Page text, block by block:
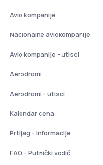
Avio kompanije
Nacionalne aviokompanije
Avio kompanije - utisci
Aerodromi
Aerodromi - utisci
Kalendar cena
Prtljag - informacije
FAQ - Putnički vodič